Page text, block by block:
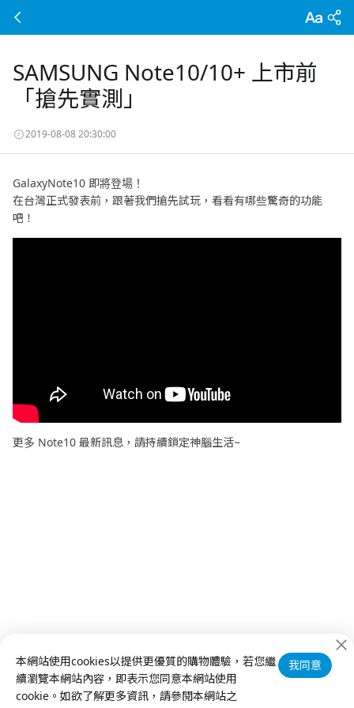
SAMSUNG Note10/10+ 上市前
「搶先實測」
2019-08-08 20:30:00
GalaxyNote10 即將登場！
在台灣正式發表前，跟著我們搶先試玩，看看有哪些驚奇的功能
吧！
更多 Note10 最新訊息，請持續鎖定神腦生活~
本網站使用cookies以提供更優質的購物體驗，若您繼
續瀏覽本網站內容，即表示您同意本網站使用
cookie。如欲了解更多資訊，請參閱本網站之
我同意